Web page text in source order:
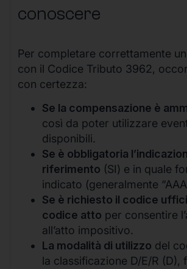
conoscere
Per completare correttamente
con il Codice Tributo 3962,
con certezza:
Se la compensazione è
così da poter utilizzare
disponibili.
Se è obbligatoria
riferimento (SI) e in quale
indicato (generalmente
Se è richiesto il codice
codice atto per consentire
all’atto impositivo.
La modalità di utilizzo del
la classificazione D/E/R (D),